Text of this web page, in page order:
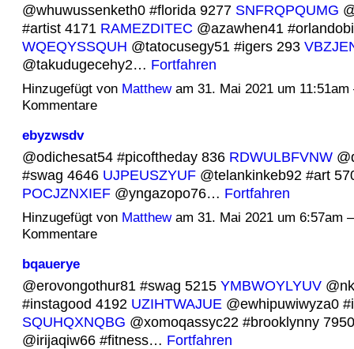
@whuwussenketh0 #florida 9277 SNFRQPQUMG
#artist 4171 RAMEZDITEC @azawhen41
WQEQYSSQUH @tatocusegy51 #igers 293
@takudugecehy2… Fortfahren
Hinzugefügt von Matthewam 31. Mai 2021 um
Kommentare
ebyzwsdv
@odichesat54 #picoftheday 836 RDWULBFVNW
#swag 4646 UJPEUSZYUF@telankinkeb92 #art
POCJZNXIEF@yngazopo76… Fortfahren
Hinzugefügt von Matthewam 31. Mai 2021 um 6:57am
Kommentare
bqauerye
@erovongothur81 #swag 5215 YMBWOYLYUV
#instagood 4192 UZIHTWAJUE @ewhipuwiwyza0
SQUHQXNQBG @xomoqassyc22 #brooklynny
@irijaqiw66 #fitness… Fortfahren